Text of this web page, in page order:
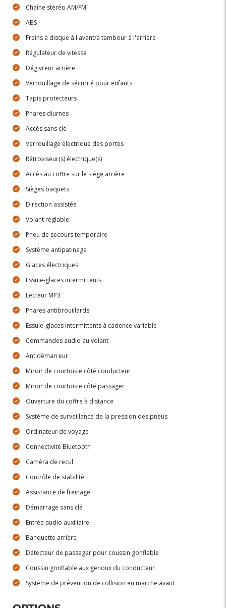
Chaîne stéréo AM/FM
ABS
Freins à disque à l'avant/à tambour à l'arrière
Régulateur de vitesse
Dégivreur arrière
Verrouillage de sécurité pour enfants
Tapis protecteurs
Phares diurnes
Accès sans clé
Verrouillage électrique des portes
Rétroviseur(s) électrique(s)
Accès au coffre sur le siège arrière
Sièges baquets
Direction assistée
Volant réglable
Pneu de secours temporaire
Système antipatinage
Glaces électriques
Essuie-glaces intermittents
Lecteur MP3
Phares antibrouillards
Essuie-glaces intermittents à cadence variable
Commandes audio au volant
Antidémarreur
Miroir de courtoisie côté conducteur
Miroir de courtoisie côté passager
Ouverture du coffre à distance
Système de surveillance de la pression des pneus
Ordinateur de voyage
Connectivité Bluetooth
Caméra de recul
Contrôle de stabilité
Assistance de freinage
Démarrage sans clé
Entrée audio auxiliaire
Banquette arrière
Détecteur de passager pour coussin gonflable
Coussin gonflable aux genoux du conducteur
Système de prévention de collision en marche avant